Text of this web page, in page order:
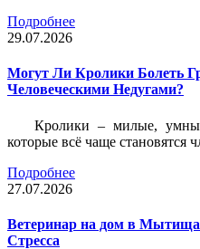
Подробнее
29.07.2026
Могут Ли Кролики Болеть
Человеческими Недугами?
Кролики – милые,
которые всё чаще становятся
Подробнее
27.07.2026
Ветеринар на дом в
Стресса